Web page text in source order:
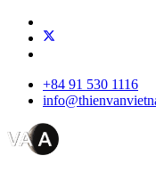
+84 91 530 1116